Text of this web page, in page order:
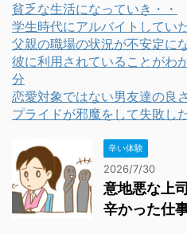
貧乏な生活になっていき・・
学生時代にアルバイトしてい
父親の職場の状況が不安定に
彼に利用されていることがわ
分
恋愛対象ではない男友達の良
プライドが邪魔をして失敗し
辛い体験
2026/7/30
意地悪な上
辛かった仕